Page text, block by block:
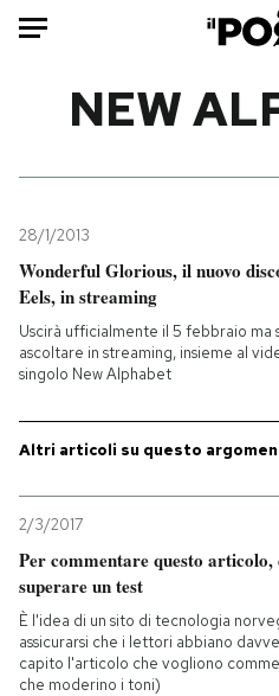
Mondo
Politica
Tecnologia
Internet
Scienza
Economia
PODCAST
NEWSLETTER
NEW
28/1/2013
Wonderful Glorious, il nuovo
Eels, in streaming
Uscirà ufficialmente il 5 febbraio ma
ascoltare in streaming, insieme al
singolo New Alphabet
Altri articoli su questo
2/3/2017
Per commentare questo articolo,
superare un test
È l'idea di un sito di tecnologia
assicurarsi che i lettori abbiano
capito l'articolo che vogliono
che moderino i toni)